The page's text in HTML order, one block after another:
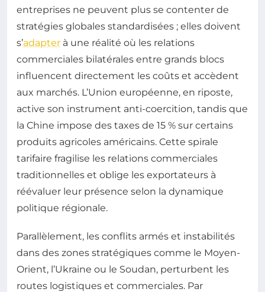
entreprises ne peuvent plus se contenter de
stratégies globales standardisées ; elles doivent
s’adapter à une réalité où les relations
commerciales bilatérales entre grands blocs
influencent directement les coûts et accèdent
aux marchés. L’Union européenne, en riposte,
active son instrument anti-coercition, tandis que
la Chine impose des taxes de 15 % sur certains
produits agricoles américains. Cette spirale
tarifaire fragilise les relations commerciales
traditionnelles et oblige les exportateurs à
réévaluer leur présence selon la dynamique
politique régionale.
Parallèlement, les conflits armés et instabilités
dans des zones stratégiques comme le Moyen-
Orient, l’Ukraine ou le Soudan, perturbent les
routes logistiques et commerciales. Par